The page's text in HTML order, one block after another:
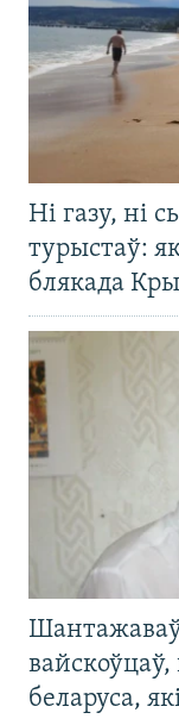
Ні газу, ні
турыстаў:
блякада
Шантажаваў
беларуса,